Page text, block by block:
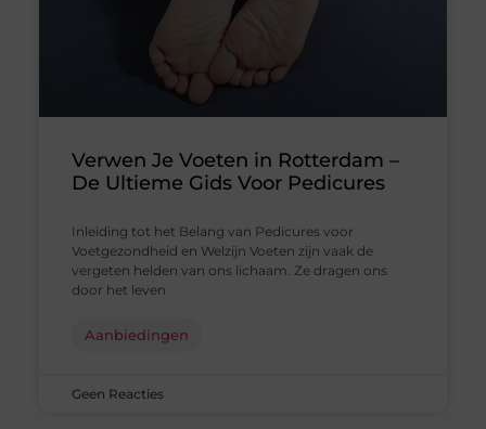
Verwen Je Voeten in Rotterdam –
De Ultieme Gids Voor Pedicures
Inleiding tot het Belang van Pedicures voor
Voetgezondheid en Welzijn Voeten zijn vaak de
vergeten helden van ons lichaam. Ze dragen ons
door het leven
Aanbiedingen
Geen Reacties